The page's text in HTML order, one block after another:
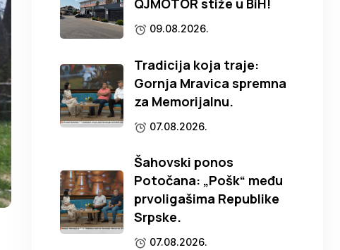
QJMOTOR stiže u BiH!
09.08.2026.
Tradicija koja traje:
Gornja Mravica spremna
za Memorijalnu.
07.08.2026.
Šahovski ponos
Potočana: „Pošk“ među
prvoligašima Republike
Srpske.
07.08.2026.